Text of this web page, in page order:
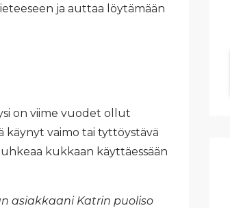
ja auttaa löytämään
on viime vuodet ollut
käynyt vaimo tai tyttöystävä
kukkaan käyttäessään
asiakkaani Katrin puoliso